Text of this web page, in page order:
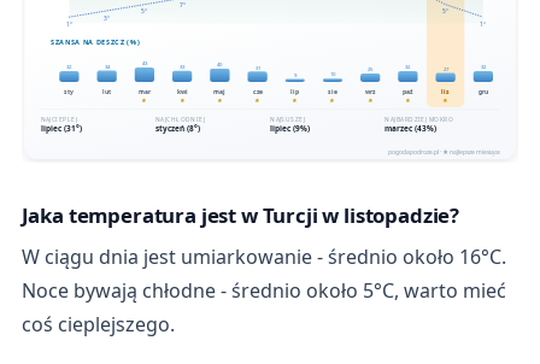
Jaka temperatura jest w Turcji w listopadzie?
W ciągu dnia jest umiarkowanie - średnio około 16°C.
Noce bywają chłodne - średnio około 5°C, warto mieć
coś cieplejszego.